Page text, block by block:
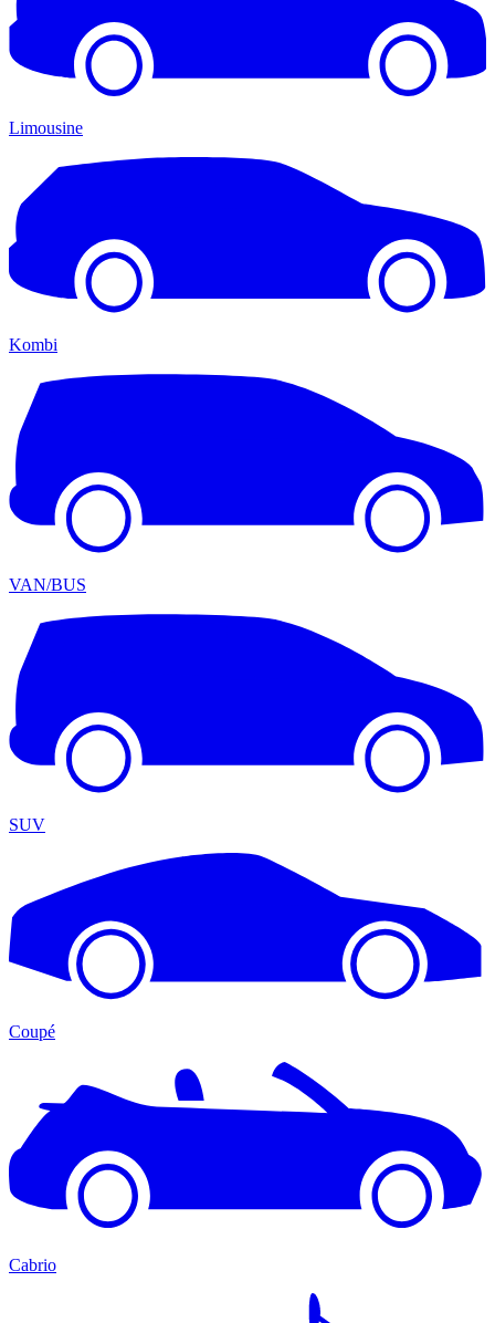
Limousine
Kombi
VAN/BUS
SUV
Coupé
Cabrio